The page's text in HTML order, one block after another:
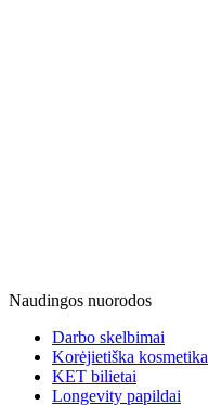
Naudingos nuorodos
Darbo skelbimai
Korėjietiška kosmetika
KET bilietai
Longevity papildai